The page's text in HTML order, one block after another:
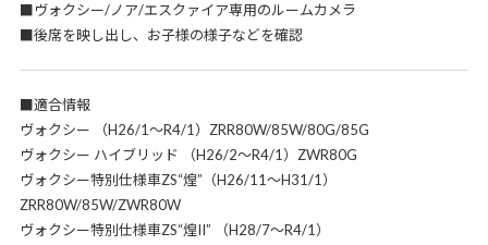
■ヴォクシー/ノア/エスクァイア専用のルームカメラ
■後席を映し出し、お子様の様子などを確認
■適合情報
ヴォクシー （H26/1～R4/1）ZRR80W/85W/80G/85G
ヴォクシー ハイブリッド （H26/2～R4/1）ZWR80G
ヴォクシー特別仕様車ZS“煌”（H26/11～H31/1）
ZRR80W/85W/ZWR80W
ヴォクシー特別仕様車ZS“煌II” （H28/7～R4/1）